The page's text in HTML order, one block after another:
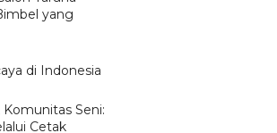
yang
di Indonesia
Seni:
Cetak